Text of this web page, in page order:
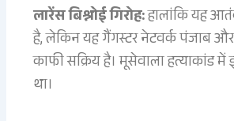
लारेंस बिश्नोई गिरोह:हालांकि यह
है, लेकिन यह गैंगस्टर नेटवर्क पंजाब
काफी सक्रिय है। मूसेवाला हत्याकांड
था।